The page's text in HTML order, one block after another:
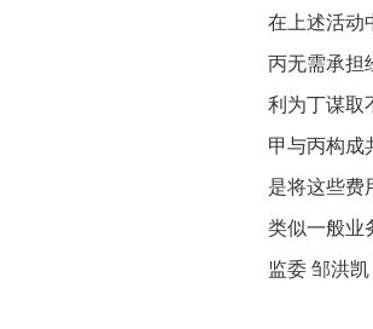
在上述活动
丙无需承担
利为丁谋取
甲与丙构成
是将这些费
类似一般业
监委 邹洪凯